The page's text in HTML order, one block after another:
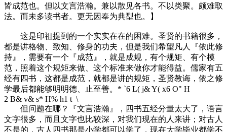
皆成范也。但以文言浩瀚。兼以散见各书。不以类聚。颇难取
法。而未多读书者。更无因奉为典型也。】
这是印祖提到的一个实实在在的困难。圣贤的书籍很多，
都是讲格物、致知、修身的功夫，但是我们希望凡人『依此修
持』，需要有一个『成范』，就是成规，有个规矩、有个模
范，照着这个规矩来做、这个标准来做你才能得益。儒家有五
经有四书，这都是成范，就都是讲的规矩，圣贤教诲，依之修
学最后都能够明明德、止至善。 * `6 L( j& Y( x6 O" H
2 B& v& s* H% h1 t \
但问题在哪？『文言浩瀚』，四书五经分量太大了，语言
文字很多，而且文字也比较深，对我们现在的人来讲；对古人
不是的，古人四书那是小学都可以学了，现在大学毕业都学不